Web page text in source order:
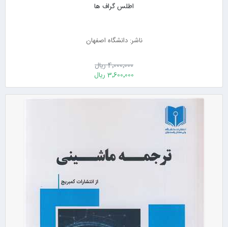
اطلس گراف ها
ناشر: دانشگاه اصفهان
4٬000٬000 ریال
3٬600٬000 ریال